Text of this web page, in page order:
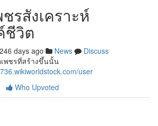
รสังเคราะห์
ชีวิต
246 days ago News
Discuss
เพชรที่สร้างขึ้นนั้น
user
Who Upvoted